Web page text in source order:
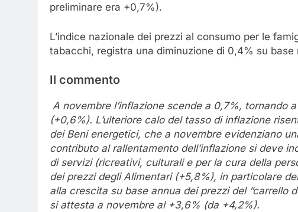
preliminare era +0,7%).
L’indice nazionale dei prezzi al consumo per le
tabacchi, registra una diminuzione di 0,4% su
Il commento
A novembre l’inflazione scende a 0,7%, tornando
(+0,6%). L’ulteriore calo del tasso di inflazione
dei Beni energetici, che a novembre evidenziano
contributo al rallentamento dell’inflazione si deve
di servizi (ricreativi, culturali e per la cura della
dei prezzi degli Alimentari (+5,8%), in particolare
alla crescita su base annua dei prezzi del “carrello
si attesta a novembre al +3,6% (da +4,2%).